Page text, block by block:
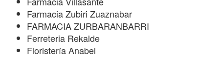
Farmacia Zubiri Zuaznabar
FARMACIA ZURBARANBARRI
Ferreteria Rekalde
Floristería Anabel